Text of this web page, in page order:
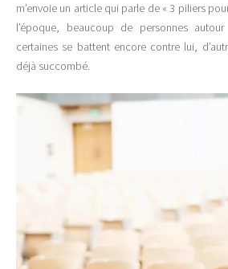
m’envoie un article qui parle de « 3 piliers
l’époque, beaucoup de personnes
certaines se battent encore contre lui,
déjà succombé.